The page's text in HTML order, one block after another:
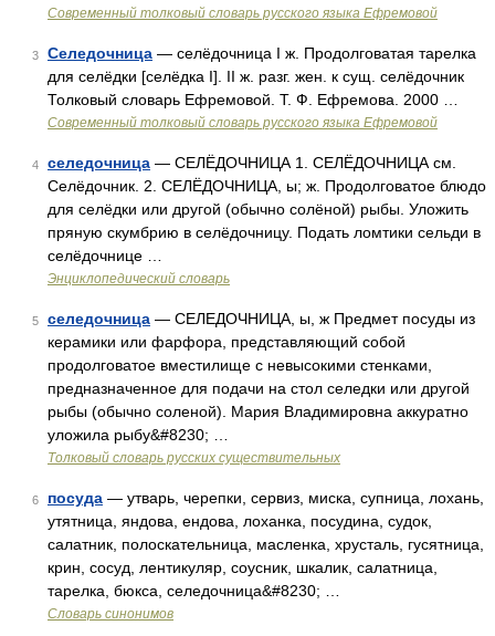
Современный толковый словарь русского языка Ефремовой
3 Селедочница — селёдочница I ж. Продолговатая тарелка
для селёдки [селёдка I]. II ж. разг. жен. к сущ. селёдочник
Толковый словарь Ефремовой. Т. Ф. Ефремова. 2000 …
Современный толковый словарь русского языка Ефремовой
4 селедочница — СЕЛЁДОЧНИЦА 1. СЕЛЁДОЧНИЦА см.
Селёдочник. 2. СЕЛЁДОЧНИЦА, ы; ж. Продолговатое блюдо
для селёдки или другой (обычно солёной) рыбы. Уложить
пряную скумбрию в селёдочницу. Подать ломтики сельди в
селёдочнице …
Энциклопедический словарь
5 селедочница — СЕЛЕДОЧНИЦА, ы, ж Предмет посуды из
керамики или фарфора, представляющий собой
продолговатое вместилище с невысокими стенками,
предназначенное для подачи на стол селедки или другой
рыбы (обычно соленой). Мария Владимировна аккуратно
уложила рыбу&#8230; …
Толковый словарь русских существительных
6 посуда — утварь, черепки, сервиз, миска, супница, лохань,
утятница, яндова, ендова, лоханка, посудина, судок,
салатник, полоскательница, масленка, хрусталь, гусятница,
крин, сосуд, лентикуляр, соусник, шкалик, салатница,
тарелка, бюкса, селедочница&#8230; …
Словарь синонимов